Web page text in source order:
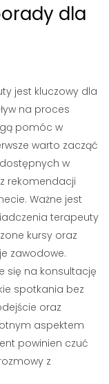
dla
jest kluczowy dla
na proces
pomóc w
warto zacząć
w
rekomendacji
Ważne jest
terapeuty
kursy oraz
zawodowe.
się na konsultację
spotkania bez
oraz
aspektem
powinien czuć
z